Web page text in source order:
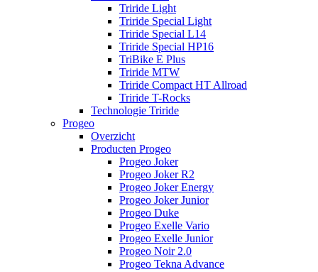
Triride Light
Triride Special Light
Triride Special L14
Triride Special HP16
TriBike E Plus
Triride MTW
Triride Compact HT Allroad
Triride T-Rocks
Technologie Triride
Progeo
Overzicht
Producten Progeo
Progeo Joker
Progeo Joker R2
Progeo Joker Energy
Progeo Joker Junior
Progeo Duke
Progeo Exelle Vario
Progeo Exelle Junior
Progeo Noir 2.0
Progeo Tekna Advance